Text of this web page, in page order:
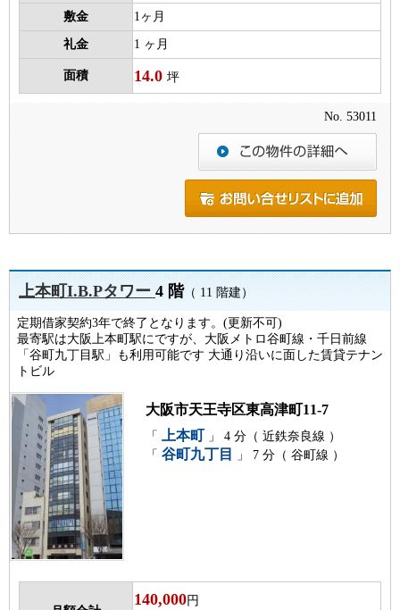
敷金 1ヶ月
礼金 1 ヶ月
面積 14.0 坪
No. 53011
上本町I.B.Pタワー4 階（ 11 階建）
定期借家契約3年で終了となります。(更新不可)
最寄駅は大阪上本町駅にですが、大阪メトロ谷町線・千日前線
「谷町九丁目駅」も利用可能です 大通り沿いに面した賃貸テナン
トビル
大阪市天王寺区東高津町11-7
「 上本町
」 4 分（ 近鉄奈良線 ）
「 谷町九丁目 」 7 分（ 谷町線 ）
140,000円